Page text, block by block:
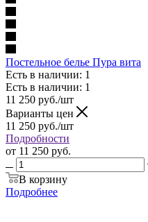
Постельное белье Пура вита
Есть в наличии: 1
Есть в наличии: 1
11 250 руб./шт
Варианты цен
11 250 руб./шт
Подробности
от 11 250 руб.
В корзину
Подробнее